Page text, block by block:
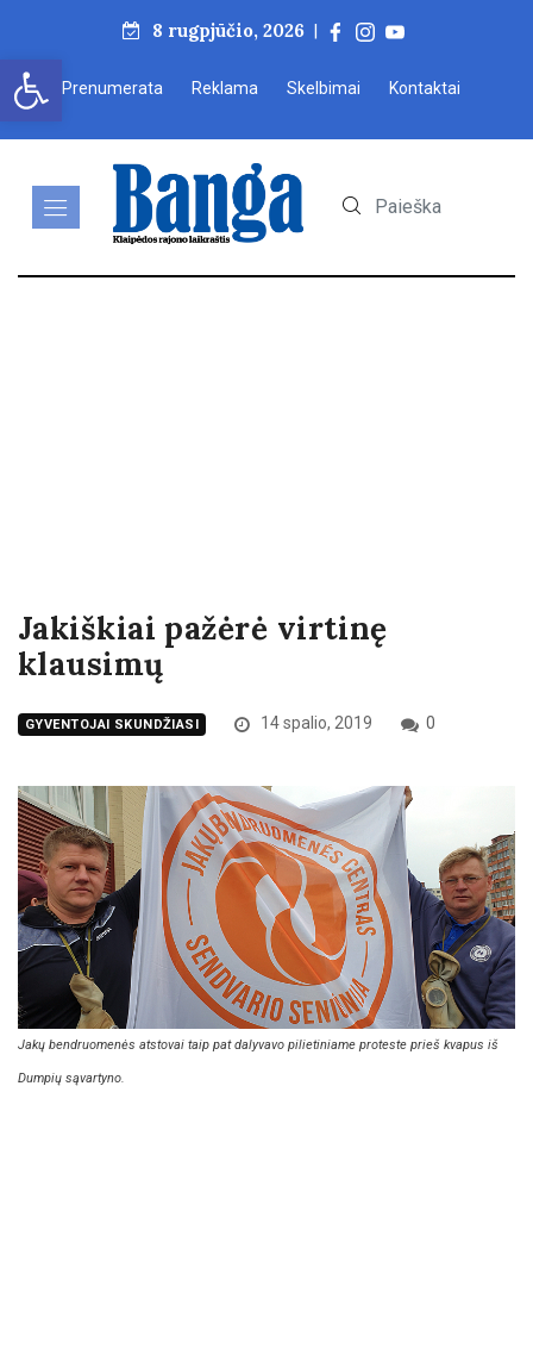
Open toolbar
8 rugpjūčio, 2026 |
Prenumerata Reklama Skelbimai Kontaktai
Jakiškiai pažėrė virtinę
klausimų
GYVENTOJAI SKUNDŽIASI 14 spalio, 2019 0
Jakų bendruomenės atstovai taip pat dalyvavo pilietiniame proteste prieš kvapus iš
Dumpių sąvartyno.